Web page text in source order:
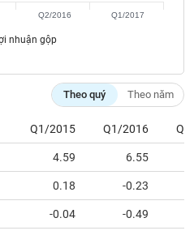
nhuận gộp
Q2/2016 Q1/2017
Theo quý Theo năm
Q1/2015 Q1/2016
4.59 6.55
0.18 -0.23
-0.04 -0.49
Chứng chỉ quỹ Chứng